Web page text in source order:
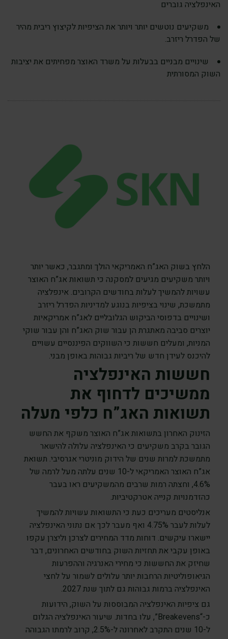
האינפלציה גוברים
משקיעים נוטשים יותר ויותר את הציפיות לקיצוץ ריבית מהיר
של הפדרל ריזרב.
שינויים מבניים בבעלות על משרד האוצר מפחיתים את יציבות
השוק המסורתית
הלחץ בשוק האג”ח האמריקאי הולך ומתגבר, כאשר יותר
ויותר משקיעים מגיעים למסקנה כי תשואות אג”ח האוצר
עשויות להמשיך לעלות בחודשים הקרובים. אינפלציה
מתמשכת, שינוי בציפיות בנוגע למדיניות הפדרל ריזרב
ושינויים בדפוסי הביקוש הגלובליים לאג”ח אמריקאיות
יוצרים סביבה מאתגרת הן עבור שוק האג”ח והן עבור שוקי
המניות, ומעלים חששות כי השווקים הפיננסיים עשויים
להיכנס לעידן חדש של ריביות גבוהות באופן מבני.
חששות האינפלציה
ממשיכים לדחוף את
תשואות האג”ח כלפי מעלה
הזינוק האחרון בתשואות אג”ח האוצר משקף את החשש
הגובר בקרב משקיעים כי האינפלציה עלולה להישאר
מתמשכת למרות שנים של הידוק מוניטרי אגרסיבי. תשואת
אג”ח האוצר האמריקאי ל-10 שנים עלתה מעל לרמה של
4.6%, וחצתה רמות שרבים מהמשקיעים ראו בעבר
כהזדמנויות קנייה אטרקטיביות.
אנליסטים מעריכים כעת כי התשואות עשויות להמשיך
לעלות לעבר 4.75% ואף מעבר לכך אם נתוני האינפלציה
יישארו עיקשים. דוחות מדד המחירים לצרכן וליצרן עקפו
באופן עקבי את תחזיות השוק בחודשים האחרונים, דבר
שחיזק את החששות כי מחירי האנרגיה וההפרעות
הגיאופוליטיות הרחבות יותר עלולים לשמור על לחצי
האינפלציה ברמות גבוהות גם לתוך שנת 2027.
גם ציפיות האינפלציה המבוססות על השוק, הידועות
כ-“Breakevens”, עלו בחדות. שיעור האינפלציה הגלום
ל-10 שנים התקרב לאחרונה ל-2.5%, קרוב לרמתו הגבוהה